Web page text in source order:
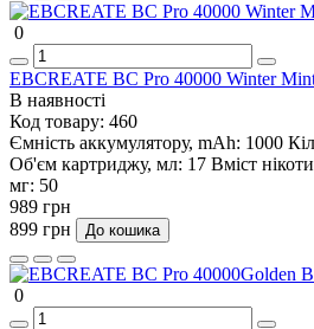
0
EBCREATE BC Pro 40000 Winter
В наявності
Код товару: 460
Ємність аккумулятору, mAh: 1000
Об'єм картриджу, мл: 17 Вміст
мг: 50
989 грн
899 грн
До кошика
0